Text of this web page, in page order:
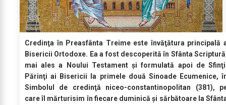
Credinţa în Preasfânta Treime este învăţătura principală
Bisericii Ortodoxe. Ea a fost descoperită în Sfânta
mai ales a Noului Testament şi formulată apoi de
Părinţi ai Bisericii la primele două Sinoade Ecumenice,
Simbolul de credinţă niceo-constantinopolitan (381),
care îl mărturisim în fiecare duminică şi sărbătoare la